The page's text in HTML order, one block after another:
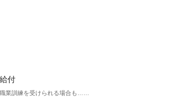
業訓練を受けられる場合も……